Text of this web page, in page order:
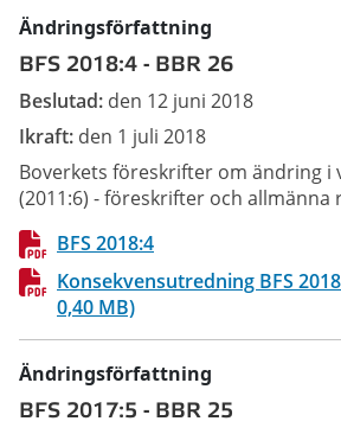
Ändringsförfattning
BFS 2018:4 - BBR 26
Beslutad: den 12 juni 2018
Ikraft: den 1 juli 2018
Boverkets föreskrifter om ändring i
(2011:6) - föreskrifter och allmänna
BFS 2018:4
Konsekvensutredning BFS
0,40 MB)
Ändringsförfattning
BFS 2017:5 - BBR 25